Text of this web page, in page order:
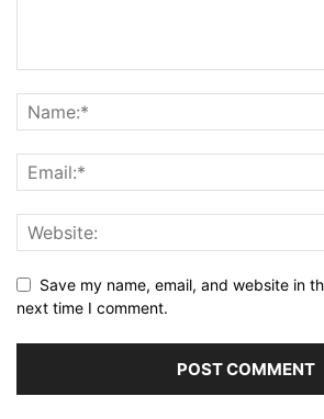
Save my name, email, and website in
next time I comment.